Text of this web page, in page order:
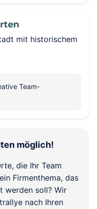
mit historischem
Team-
möglich!
die Ihr Team
Firmenthema, das
werden soll? Wir
nach Ihren